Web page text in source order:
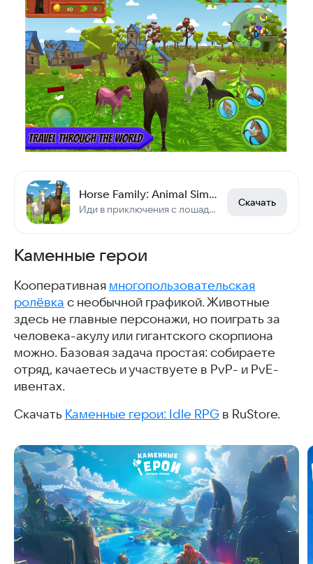
Horse Family: Animal Simulator
Иди в приключения с лошадью!
Скачать
Каменные герои
Кооперативная многопользовательская
ролёвка с необычной графикой. Животные
здесь не главные персонажи, но поиграть за
человека-акулу или гигантского скорпиона
можно. Базовая задача простая: собираете
отряд, качаетесь и участвуете в PvP- и PvE-
ивентах.
Скачать Каменные герои: Idle RPG в RuStore.